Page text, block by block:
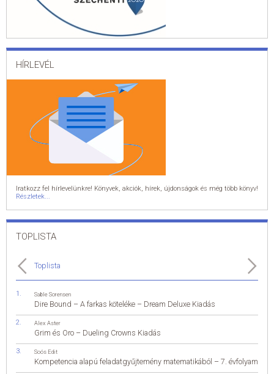
HÍRLEVÉL
Iratkozz fel hírlevelünkre! Könyvek, akciók, hírek, újdonságok és még több könyv!
Részletek...
TOPLISTA
Toplista
Sable Sorensen
Dire Bound – A farkas köteléke – Dream Deluxe Kiadás
Alex Aster
Grim és Oro – Dueling Crowns Kiadás
Soós Edit
Kompetencia alapú feladatgyűjtemény matematikából – 7. évfolyam